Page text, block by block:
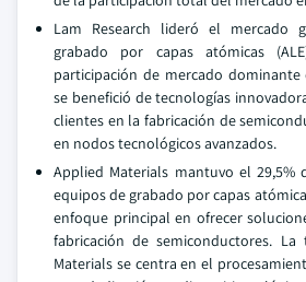
Lam Research lideró el mercado
grabado por capas atómicas
participación de mercado dominante
se benefició de tecnologías
clientes en la fabricación de
en nodos tecnológicos avanzados.
Applied Materials mantuvo el 29,5%
equipos de grabado por capas
enfoque principal en ofrecer
fabricación de semiconductores.
Materials se centra en el